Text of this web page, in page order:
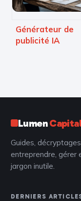
Générateur de
publicité IA
Lumen
Guides,
entreprendre,
jargon inutile.
DERNIERS